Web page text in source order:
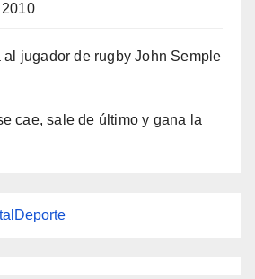
al jugador de rugby John Semple
cae, sale de último y gana la